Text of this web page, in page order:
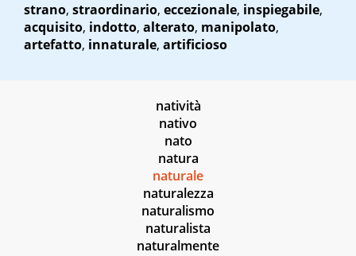
strano, straordinario, eccezionale, inspiegabile,
acquisito, indotto, alterato, manipolato,
artefatto, innaturale, artificioso
natività
nativo
nato
natura
naturale
naturalezza
naturalismo
naturalista
naturalmente